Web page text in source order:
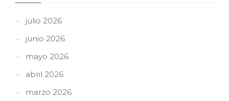
julio 2026
junio 2026
mayo 2026
abril 2026
marzo 2026